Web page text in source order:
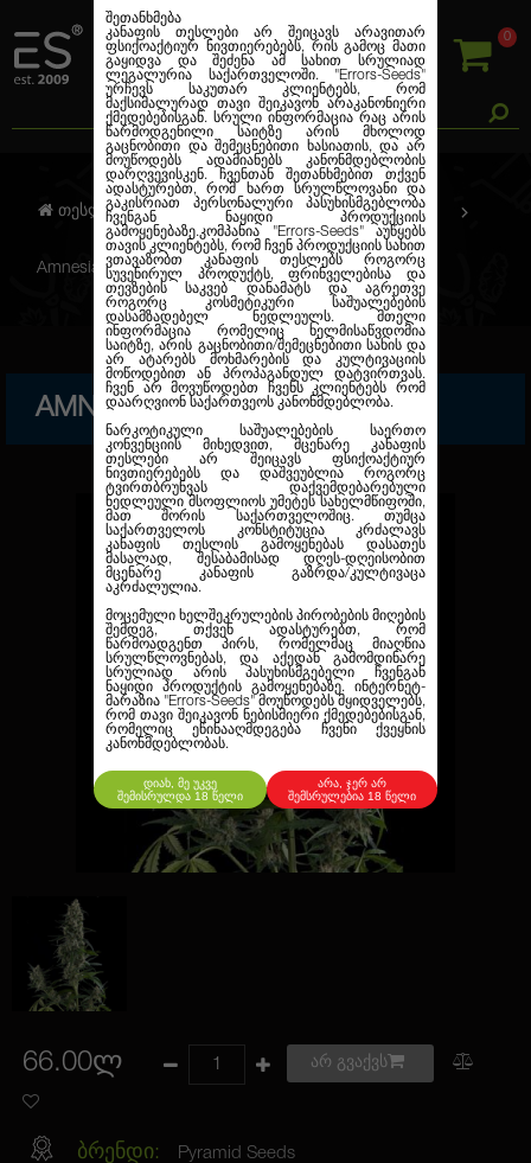
0
შეთანხმება
კანაფის თესლები არ შეიცავს არავითარ
ფსიქოაქტიურ ნივთიერებებს, რის გამოც მათი
გაყიდვა და შეძენა ამ სახით სრულიად
ლეგალურია საქართველოში. "Errors-Seeds"
ურჩევს საკუთარ კლიენტებს, რომ
მაქსიმალურად თავი შეიკავონ არაკანონიერი
ქმედებებისგან. სრული ინფორმაცია რაც არის
წარმოდგენილი საიტზე არის მხოლოდ
გაცნობითი და შემეცნებითი ხასიათის, და არ
მოუწოდებს ადამიანებს კანონმდებლობის
დარღვევისკენ. ჩვენთან შეთანხმებით თქვენ
ადასტურებთ, რომ ხართ სრულწლოვანი და
გაკისრიათ პერსონალური პასუხისმგებლობა
ჩვენგან ნაყიდი პროდუქციის
გამოყენებაზე.კომპანია
"Errors-Seeds" აუწყებს
თავის კლიენტებს, რომ ჩვენ პროდუქციის სახით
ვთავაზობთ კანაფის თესლებს როგორც
სუვენირულ პროდუქტს, ფრინველებისა და
თევზების საკვებ დანამატს და აგრეთვე
როგორც კოსმეტიკური საშუალებების
დასამზადებელ ნედლეულს. მთელი
ინფორმაცია რომელიც ხელმისაწვდომია
საიტზე, არის გაცნობითი/შემეცნებითი სახის და
არ ატარებს მოხმარების და კულტივაციის
მოწოდებით ან პროპაგანდულ დატვირთვას.
ჩვენ არ მოვუწოდებთ ჩვენს კლიენტებს რომ
დაარღვიონ საქართვეოს კანონმდებლობა.
ნარკოტიკული საშუალებების საერთო
კონვენციის მიხედვით, მცენარე კანაფის
თესლები არ შეიცავს ფსიქოაქტიურ
ნივთიერებებს და დაშვეუბლია როგორც
ტვირთბრუნვას დაქვემდებარებული
ნედლეული მსოფლიოს უმეტეს სახელმწიფოში,
მათ შორის საქართველოშიც. თუმცა
საქართველოს კონსტიტუცია კრძალავს
კანაფის თესლის გამოყენებას დასათეს
მასალად, შესაბამისად დღეს-დღეისობით
მცენარე კანაფის გაზრდა/კულტივაცა
აკრძალულია.
მოცემული ხელშეკრულების პირობების მიღების
შემდეგ, თქვენ ადასტურებთ, რომ
წარმოადგენთ პირს, რომელმაც მიაღწია
სრულწლოვნებას, და აქედან გამომდინარე
სრულიად არის პასუხისმგებელი ჩვენგან
ნაყიდი პროდუქტის გამოყენებაზე. ინტერნეტ-
მარაზია "Errors-Seeds" მოუწოდებს მყიდველებს,
რომ თავი შეიკავონ ნებისმიერი ქმედებებისგან,
რომელიც ეწინააღმდეგება ჩვენი ქვეყნის
კანონმდებლობას.
დიახ, მე უკვე
შემისრულდა 18 წელი
არა, ჯერ არ
შემსრულებია 18 წელი
თესლების კანაფი ფემინიზირებული
Amnesia Gold Feminised
AMNESIA GOLD FEMINISED
66.00ლ არ გვაქვს
ბრენდი: Pyramid Seeds